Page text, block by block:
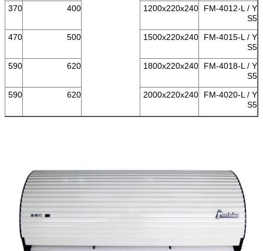
FM-4012-L / Y
S5
1200x220x240
400
370
FM-4015-L / Y
S5
1500x220x240
500
470
FM-4018-L / Y
S5
1800x220x240
620
590
FM-4020-L / Y
S5
2000x220x240
620
590